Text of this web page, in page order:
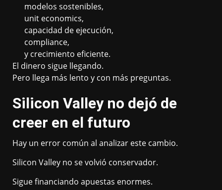
modelos sostenibles,
unit economics,
capacidad de ejecución,
compliance,
y crecimiento eficiente.
El dinero sigue llegando.
Pero llega más lento y con más preguntas.
Silicon Valley no dejó de
creer en el futuro
Hay un error común al analizar este cambio.
Silicon Valley no se volvió conservador.
Sigue financiando apuestas enormes.